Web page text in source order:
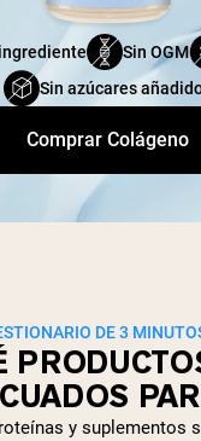
Sin OGM
Sin azúcares
Comprar Colágeno
DE 3
y suplementos